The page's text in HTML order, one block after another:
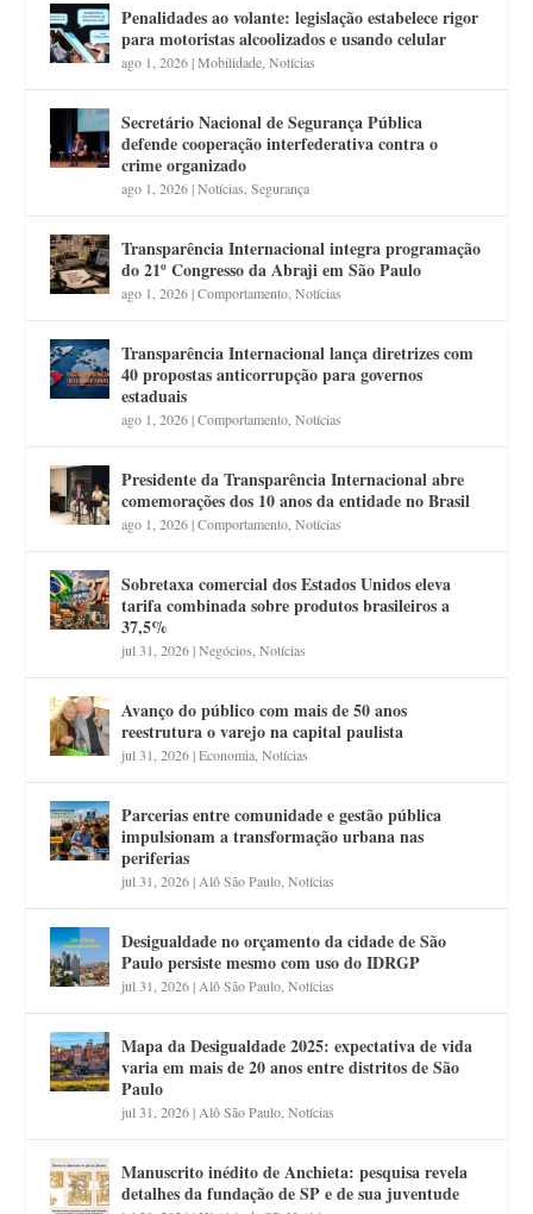
Penalidades ao volante: legislação estabelece rigor
para motoristas alcoolizados e usando celular
ago 1, 2026|Mobilidade ,Notícias
Secretário Nacional de Segurança Pública
defende cooperação interfederativa contra o
crime organizado
ago 1, 2026|Notícias ,Segurança
Transparência Internacional integra programação
do 21º Congresso da Abraji em São Paulo
ago 1, 2026|Comportamento ,Notícias
Transparência Internacional lança diretrizes com
40 propostas anticorrupção para governos
estaduais
ago 1, 2026|Comportamento ,Notícias
Presidente da Transparência Internacional abre
comemorações dos 10 anos da entidade no Brasil
ago 1, 2026|Comportamento ,Notícias
Sobretaxa comercial dos Estados Unidos eleva
tarifa combinada sobre produtos brasileiros a
37,5%
jul 31, 2026|Negócios ,Notícias
Avanço do público com mais de 50 anos
reestrutura o varejo na capital paulista
jul 31, 2026|Economia ,Notícias
Parcerias entre comunidade e gestão pública
impulsionam a transformação urbana nas
periferias
jul 31, 2026| Alô São Paulo ,Notícias
Desigualdade no orçamento da cidade de São
Paulo persiste mesmo com uso do IDRGP
jul 31, 2026| Alô São Paulo ,Notícias
Mapa da Desigualdade 2025: expectativa de vida
varia em mais de 20 anos entre distritos de São
Paulo
jul 31, 2026| Alô São Paulo ,Notícias
Manuscrito inédito de Anchieta: pesquisa revela
detalhes da fundação de SP e de sua juventude